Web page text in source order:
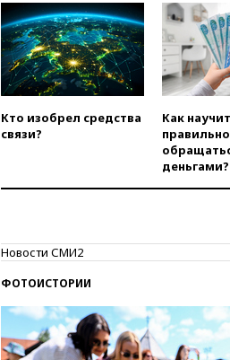
Кто изобрел средства
связи?
Как
правильно
деньгами?
Новости СМИ2
ФОТОИСТОРИИ